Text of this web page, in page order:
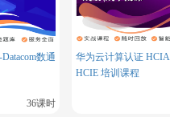
。
Protocol) ：基于跳
数通
36课时
华为云计算认证
HCIE 培训课程